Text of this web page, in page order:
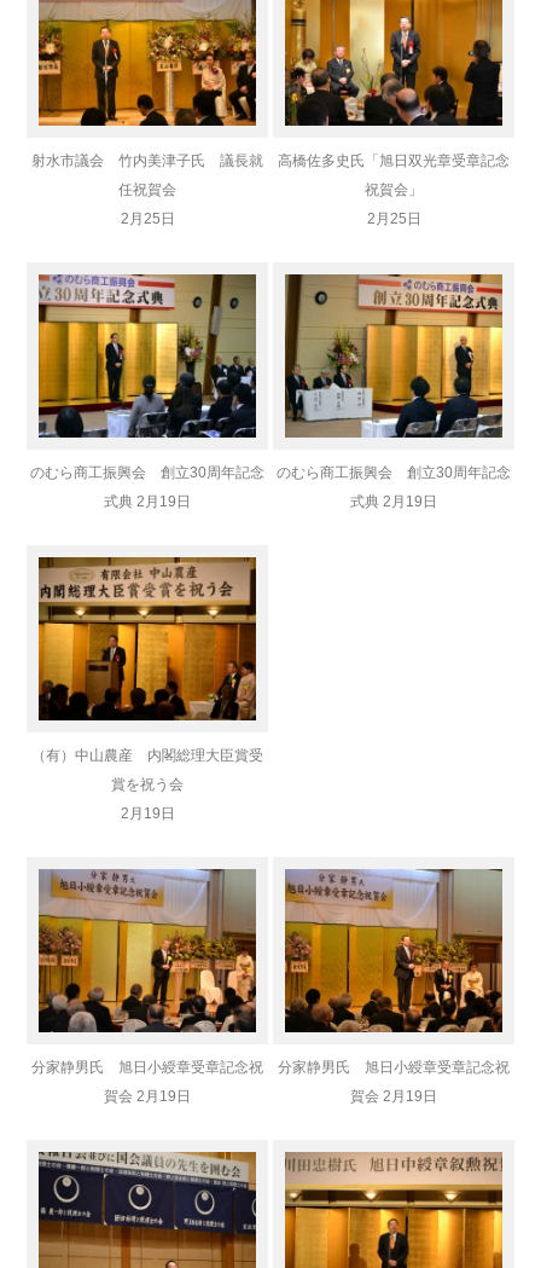
射水市議会 竹内美津子氏 議長就
任祝賀会
2月25日
高橋佐多史氏「旭日双光章受章記念
祝賀会」
2月25日
のむら商工振興会 創立30周年記念
式典 2月19日
のむら商工振興会 創立30周年記念
式典 2月19日
（有）中山農産 内閣総理大臣賞受
賞を祝う会
2月19日
分家静男氏 旭日小綬章受章記念祝
賀会 2月19日
分家静男氏 旭日小綬章受章記念祝
賀会 2月19日